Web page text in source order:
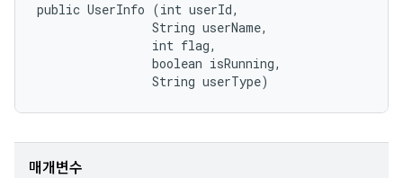
public UserInfo (int userId,
                String userName,
                int flag,
                boolean isRunning,
                String userType)
매개변수